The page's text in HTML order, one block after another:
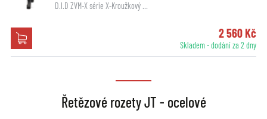
D.I.D ZVM-X série X-Kroužkový …
2 560 Kč
Skladem - dodání za 2 dny
Řetězové rozety JT - ocelové